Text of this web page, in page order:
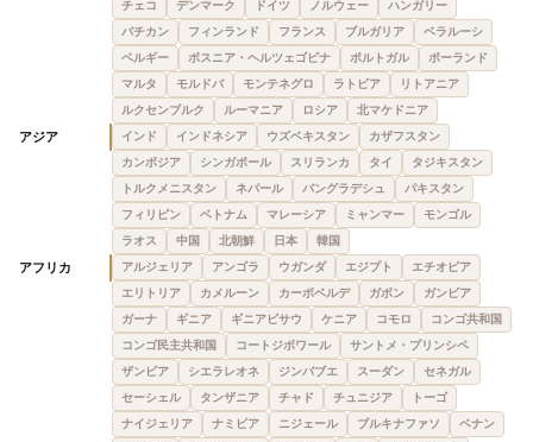
チェコ
デンマーク ドイツ ノルウェー
ハンガリー
バチカン
フィンランド フランス ブルガリア
ベラルーシ
ベルギー
ボスニア・ヘルツェゴビナ ポルトガル
ポーランド
マルタ
モルドバ モンテネグロ ラトビア
リトアニア
ルクセンブルク
ルーマニア ロシア 北マケドニア
アジア インド インドネシア ウズベキスタン
カザフスタン
カンボジア
シンガポール スリランカ タイ
タジキスタン
トルクメニスタン
ネパール バングラデシュ
パキスタン
フィリピン
ベトナム マレーシア ミャンマー
モンゴル
ラオス
中国 北朝鮮 日本 韓国
アフリカ アルジェリア アンゴラ ウガンダ エジプト
エチオピア
エリトリア
カメルーン カーボベルデ ガボン
ガンビア
ガーナ
ギニア ギニアビサウ ケニア コモロ
コンゴ共和国
コンゴ民主共和国
コートジボワール
サントメ・プリンシペ
ザンビア
シエラレオネ ジンバブエ スーダン
セネガル
セーシェル
タンザニア チャド チュニジア
トーゴ
ナイジェリア
ナミビア ニジェール ブルキナファソ
ベナン